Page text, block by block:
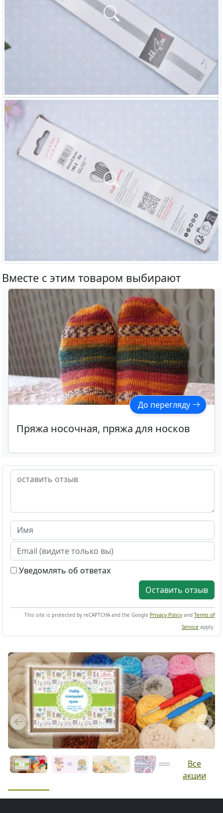
Вместе с этим товаром выбирают
До перегляду
Пряжа носочная, пряжа для носков
Уведомлять об ответах
Оставить отзыв
This site is protected by reCAPTCHA and the Google Privacy Policy and Terms of
Service apply.
Previous Next
Все
акции